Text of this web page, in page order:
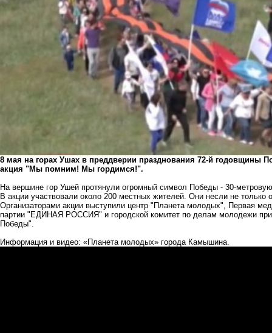
8 мая на горах Ушах в преддверии празднования 72-й годовщины
акция "Мы помним! Мы гордимся!".
На вершине гор Ушей протянули огромный символ Победы - 30-
В акции участвовали около 200 местных жителей. Они несли не
Организаторами акции выступили центр "Планета молодых", Первая
партии "ЕДИНАЯ РОССИЯ" и городской комитет по делам молодежи
Победы".
Информация и видео: «Планета молодых» города Камышина.